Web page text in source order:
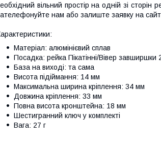
вільний простір на одній зі сторін
нам або залиште заявку на
Матеріал: алюмінієвий сплав
Посадка: рейка Пікатінні/Вівер завширшки
База на виході: та сама
Висота підіймання: 14 мм
Максимальна ширина кріплення: 34 мм
Довжина кріплення: 33 мм
Повна висота кронштейна: 18 мм
Шестигранний ключ у комплекті
Вага: 27 г